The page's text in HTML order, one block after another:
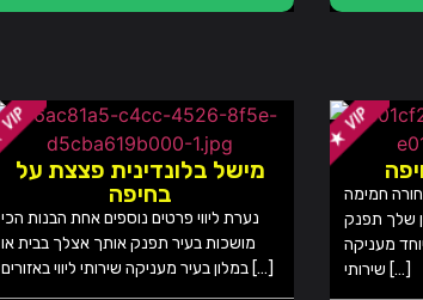
מישל בלונדינית פצצת על
בחיפה
נערת ליווי פרטים נוספים אחת הבנות הכי
מושכות בעיר תפנק אותך אצלך בבית או
במלון בעיר מעניקה שירותי ליווי באזורים […]
חמימה
שלך תפנק
מעניקה
שירותי […]